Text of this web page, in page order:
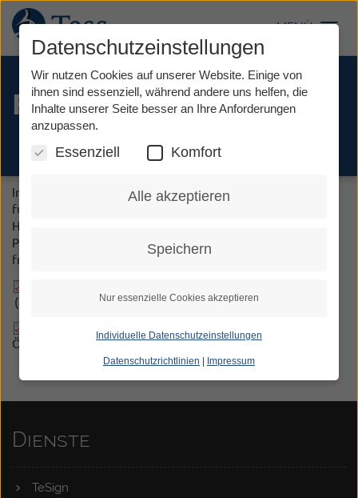
Direkt
zum
Inhalt
MENÜ
Flyer / Broschüre
Informationen darüber, wie die Tess - Relay-Dienste
funktionieren und erreichbar sind, finden Sie auf dieser
Homepage und auf unserem Flyer. Diese können Sie sich als
PDF herunterladen. Werden auch Sie Tess-Nutzer*in! Wir
freuen uns auf Sie!
(allgemeine Informationen und Zugänglichkeit).
Öffnungszeiten/Telefonnummern)
Dienste
TeSign
Datenschutzeinstellungen
Wir nutzen Cookies auf unserer Website. Einige von
ihnen sind essenziell, während andere uns helfen, die
Inhalte unserer Seite besser an Ihre Anforderungen
anzupassen.
Essenziell Komfort
Alle akzeptieren
Speichern
Nur essenzielle Cookies akzeptieren
Individuelle Datenschutzeinstellungen
Datenschutzrichtlinien | Impressum